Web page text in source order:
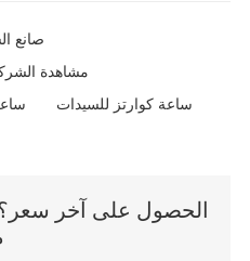
صانع
مشاهدة
ساعة كوارتز للسيدات
الحصول على آخر